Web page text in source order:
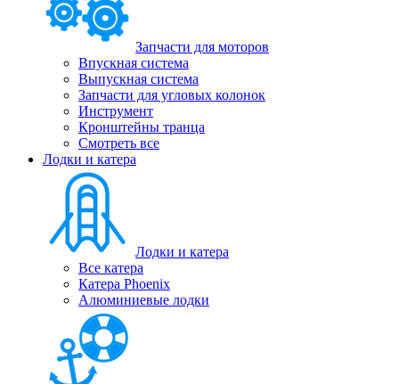
Запчасти для моторов
Впускная система
Выпускная система
Запчасти для угловых колонок
Инструмент
Кронштейны транца
Смотреть все
Лодки и катера
Лодки и катера
Все катера
Катера Phoenix
Алюминиевые лодки